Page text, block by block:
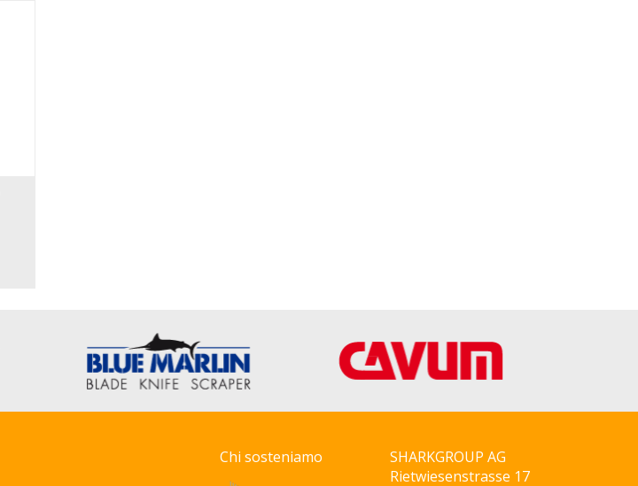
Chi sosteniamo
SHARKGROUP AG
Rietwiesenstrasse 17